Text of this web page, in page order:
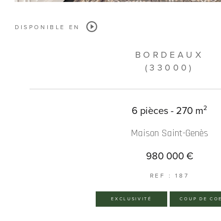
DISPONIBLE EN
BORDEAUX
(33000)
6 pièces - 270 m²
Maison Saint-Genès
980 000 €
REF : 187
EXCLUSIVITÉ COUP DE